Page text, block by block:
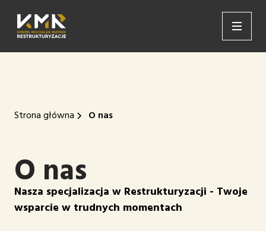
Strona główna O nas
O nas
Nasza specjalizacja w Restrukturyzacji - Twoje
wsparcie w trudnych momentach